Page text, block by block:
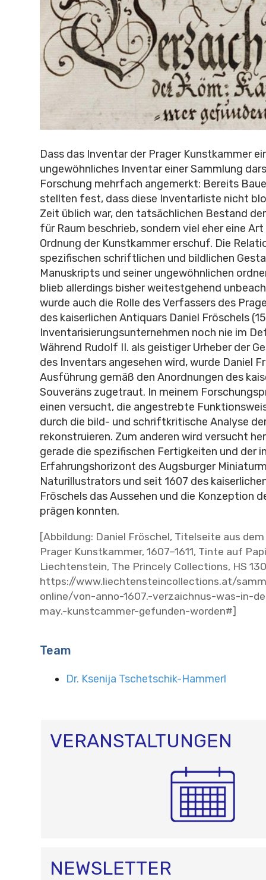
Dass das Inventar der Prager Kunstkammer
ungewöhnliches Inventar einer Sammlung
Forschung mehrfach angemerkt: Bereits
stellten fest, dass diese Inventarliste nicht
Zeit üblich war, den tatsächlichen Bestand
für Raum beschrieb, sondern viel eher eine
Ordnung der Kunstkammer erschuf. Die
spezifischen schriftlichen und bildlichen
Manuskripts und seiner ungewöhnlichen
blieb allerdings bisher weitestgehend
wurde auch die Rolle des Verfassers des
des kaiserlichen Antiquars Daniel Fröschels
Inventarisierungsunternehmen noch nie im
Während Rudolf II. als geistiger Urheber der
des Inventars angesehen wird, wurde Daniel
Ausführung gemäß den Anordnungen des
Souveräns zugetraut. In meinem
einen versucht, die angestrebte
durch die bild- und schriftkritische Analyse
rekonstruieren. Zum anderen wird versucht
gerade die spezifischen Fertigkeiten und der
Erfahrungshorizont des Augsburger
Naturillustrators und seit 1607 des
Fröschels das Aussehen und die Konzeption
prägen konnten.
[Abbildung: Daniel Fröschel, Titelseite aus
Prager Kunstkammer, 1607–1611, Tinte auf
Liechtenstein, The Princely Collections, HS
https://www.liechtensteincollections.at/
online/von-anno-1607.-verzaichnus-was-in-
may.-kunstcammer-gefunden-worden#]
Team
Dr. Ksenija Tschetschik-Hammerl
VERANSTALTUNGEN
NEWSLETTER